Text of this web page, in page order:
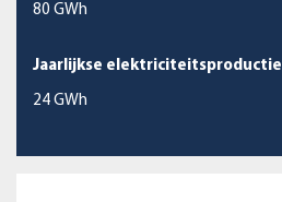
80 GWh
Jaarlijkse elektriciteitsproductie
24 GWh